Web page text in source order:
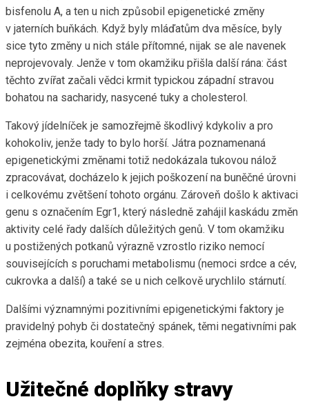
bisfenolu A, a ten u nich způsobil epigenetické změny
v jaterních buňkách. Když byly mláďatům dva měsíce, byly
sice tyto změny u nich stále přítomné, nijak se ale navenek
neprojevovaly. Jenže v tom okamžiku přišla další rána: část
těchto zvířat začali vědci krmit typickou západní stravou
bohatou na sacharidy, nasycené tuky a cholesterol.
Takový jídelníček je samozřejmě škodlivý kdykoliv a pro
kohokoliv, jenže tady to bylo horší. Játra poznamenaná
epigenetickými změnami totiž nedokázala tukovou nálož
zpracovávat, docházelo k jejich poškození na buněčné úrovni
i celkovému zvětšení tohoto orgánu. Zároveň došlo k aktivaci
genu s označením Egr1, který následně zahájil kaskádu změn
aktivity celé řady dalších důležitých genů. V tom okamžiku
u postižených potkanů výrazně vzrostlo riziko nemocí
souvisejících s poruchami metabolismu (nemoci srdce a cév,
cukrovka a další) a také se u nich celkově urychlilo stárnutí.
Dalšími významnými pozitivními epigenetickými faktory je
pravidelný pohyb či dostatečný spánek, těmi negativními pak
zejména obezita, kouření a stres.
Užitečné doplňky stravy